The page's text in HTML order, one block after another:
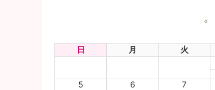
«
日 月 火
5 6 7